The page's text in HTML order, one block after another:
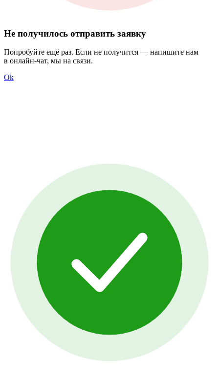
Не получилось отправить заявку
Попробуйте ещё раз. Если не получится — напишите нам
в онлайн-чат, мы на связи.
Ok